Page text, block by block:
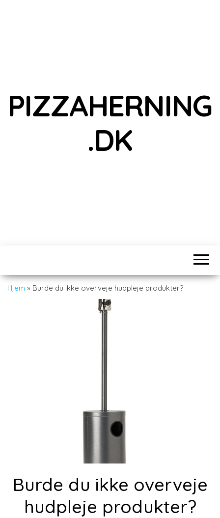
PIZZAHERNING
.DK
Hjem » Burde du ikke overveje hudpleje produkter?
Burde du ikke overveje
hudpleje produkter?